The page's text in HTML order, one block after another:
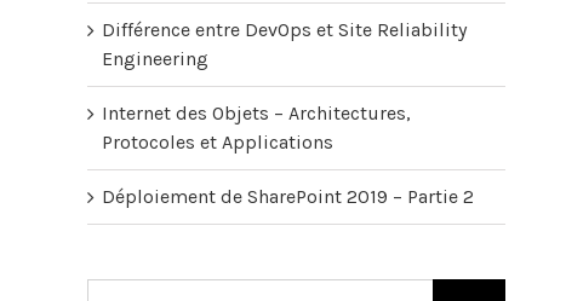
Différence entre DevOps et Site Reliability
Engineering
Internet des Objets – Architectures,
Protocoles et Applications
Déploiement de SharePoint 2019 – Partie 2